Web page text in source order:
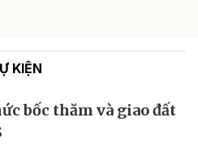
KIỆN
bốc thăm và giao đất